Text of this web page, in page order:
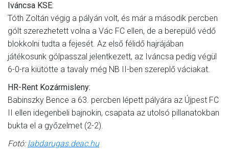
Iváncsa KSE:
Tóth Zoltán végig a pályán volt, és már a második percben
gólt szerezhetett volna a Vác FC ellen, de a berepülő védő
blokkolni tudta a fejesét. Az első félidő hajrájában
játékosunk gólpasszal jelentkezett, az Iváncsa pedig végül
6-0-ra kiütötte a tavaly még NB II-ben szereplő váciakat.
HR-Rent Kozármisleny:
Babinszky Bence a 63. percben lépett pályára az Újpest FC
II ellen idegenbeli bajnokin, csapata az utolsó pillanatokban
bukta el a győzelmet (2-2).
Fotó:labdarugas.deac.hu